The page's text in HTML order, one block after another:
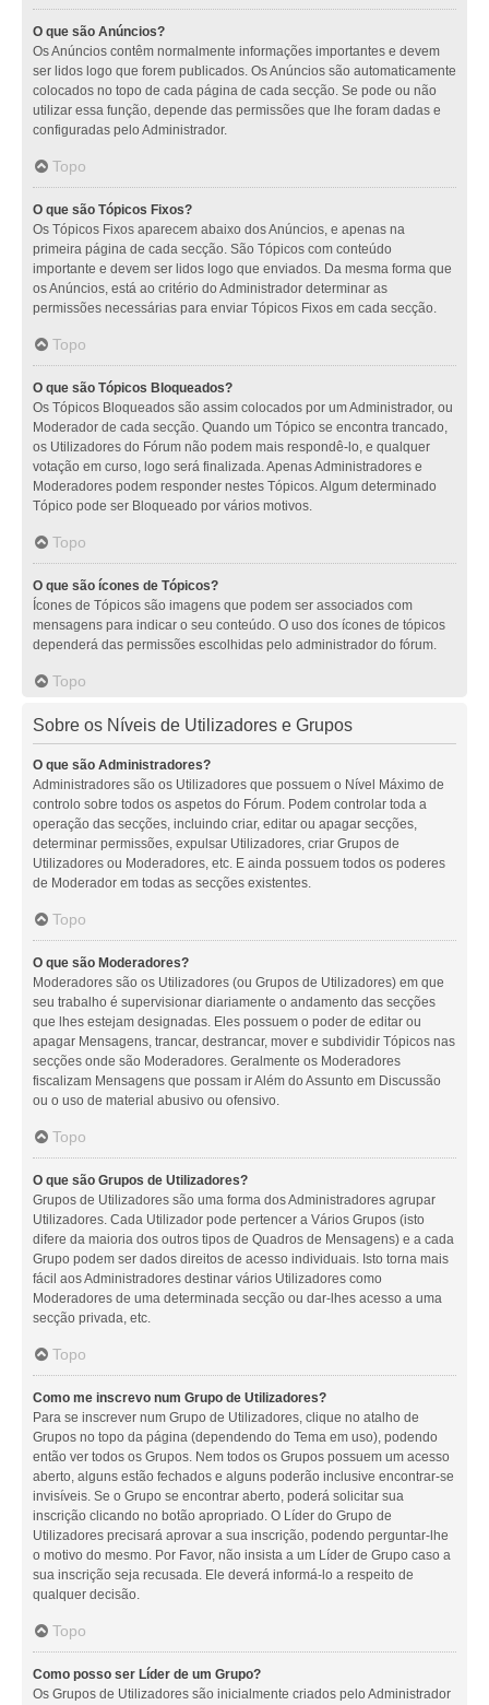
O que são Anúncios?
Os Anúncios contêm normalmente informações importantes e devem
ser lidos logo que forem publicados. Os Anúncios são automaticamente
colocados no topo de cada página de cada secção. Se pode ou não
utilizar essa função, depende das permissões que lhe foram dadas e
configuradas pelo Administrador.
Topo
O que são Tópicos Fixos?
Os Tópicos Fixos aparecem abaixo dos Anúncios, e apenas na
primeira página de cada secção. São Tópicos com conteúdo
importante e devem ser lidos logo que enviados. Da mesma forma que
os Anúncios, está ao critério do Administrador determinar as
permissões necessárias para enviar Tópicos Fixos em cada secção.
Topo
O que são Tópicos Bloqueados?
Os Tópicos Bloqueados são assim colocados por um Administrador, ou
Moderador de cada secção. Quando um Tópico se encontra trancado,
os Utilizadores do Fórum não podem mais respondê-lo, e qualquer
votação em curso, logo será finalizada. Apenas Administradores e
Moderadores podem responder nestes Tópicos. Algum determinado
Tópico pode ser Bloqueado por vários motivos.
Topo
O que são ícones de Tópicos?
Ícones de Tópicos são imagens que podem ser associados com
mensagens para indicar o seu conteúdo. O uso dos ícones de tópicos
dependerá das permissões escolhidas pelo administrador do fórum.
Topo
Sobre os Níveis de Utilizadores e Grupos
O que são Administradores?
Administradores são os Utilizadores que possuem o Nível Máximo de
controlo sobre todos os aspetos do Fórum. Podem controlar toda a
operação das secções, incluindo criar, editar ou apagar secções,
determinar permissões, expulsar Utilizadores, criar Grupos de
Utilizadores ou Moderadores, etc. E ainda possuem todos os poderes
de Moderador em todas as secções existentes.
Topo
O que são Moderadores?
Moderadores são os Utilizadores (ou Grupos de Utilizadores) em que
seu trabalho é supervisionar diariamente o andamento das secções
que lhes estejam designadas. Eles possuem o poder de editar ou
apagar Mensagens, trancar, destrancar, mover e subdividir Tópicos nas
secções onde são Moderadores. Geralmente os Moderadores
fiscalizam Mensagens que possam ir Além do Assunto em Discussão
ou o uso de material abusivo ou ofensivo.
Topo
O que são Grupos de Utilizadores?
Grupos de Utilizadores são uma forma dos Administradores agrupar
Utilizadores. Cada Utilizador pode pertencer a Vários Grupos (isto
difere da maioria dos outros tipos de Quadros de Mensagens) e a cada
Grupo podem ser dados direitos de acesso individuais. Isto torna mais
fácil aos Administradores destinar vários Utilizadores como
Moderadores de uma determinada secção ou dar-lhes acesso a uma
secção privada, etc.
Topo
Como me inscrevo num Grupo de Utilizadores?
Para se inscrever num Grupo de Utilizadores, clique no atalho de
Grupos no topo da página (dependendo do Tema em uso), podendo
então ver todos os Grupos. Nem todos os Grupos possuem um acesso
aberto, alguns estão fechados e alguns poderão inclusive encontrar-se
invisíveis. Se o Grupo se encontrar aberto, poderá solicitar sua
inscrição clicando no botão apropriado. O Líder do Grupo de
Utilizadores precisará aprovar a sua inscrição, podendo perguntar-lhe
o motivo do mesmo. Por Favor, não insista a um Líder de Grupo caso a
sua inscrição seja recusada. Ele deverá informá-lo a respeito de
qualquer decisão.
Topo
Como posso ser Líder de um Grupo?
Os Grupos de Utilizadores são inicialmente criados pelo Administrador